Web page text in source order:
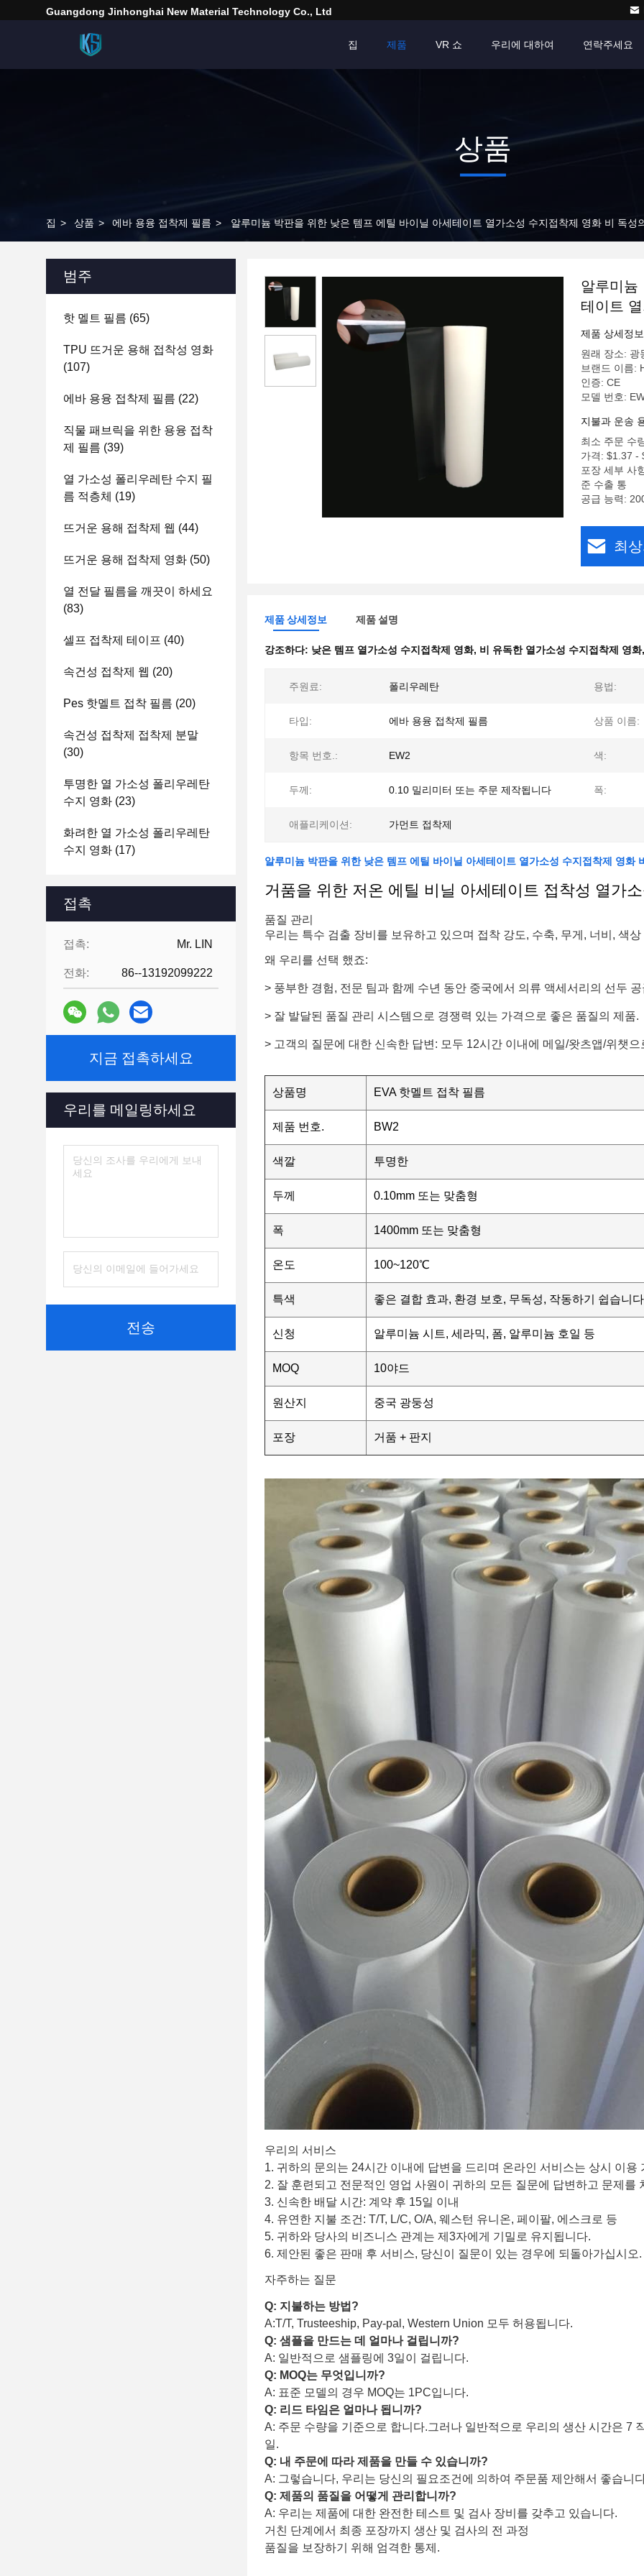
Guangdong Jinhonghai New Material Technology Co., Ltd
집 제품 VR 쇼 우리에 대하여 연락주세요
상품
집 > 상품 > 에바 용융 접착제 필름 > 알루미늄 박판을 위한 낮은 템프 에틸 바이닐 아세테이트 열가소성 수지접착제 영화 비 독성
범주
핫 멜트 필름 (65)
TPU 뜨거운 용해 접착성 영화
(107)
에바 용융 접착제 필름 (22)
직물 패브릭을 위한 용융 접착
제 필름 (39)
열 가소성 폴리우레탄 수지 필
름 적층체 (19)
뜨거운 용해 접착제 웹 (44)
뜨거운 용해 접착제 영화 (50)
열 전달 필름을 깨끗이 하세요
(83)
셀프 접착제 테이프 (40)
속건성 접착제 웹 (20)
Pes 핫멜트 접착 필름 (20)
속건성 접착제 접착제 분말
(30)
투명한 열 가소성 폴리우레탄
수지 영화 (23)
화려한 열 가소성 폴리우레탄
수지 영화 (17)
접촉
접촉: Mr. LIN
전화: 86--13192099222
지금 접촉하세요
우리를 메일링하세요
전송
알루미늄
테이트
제품 상세정보
원래 장소: 광
브랜드 이름:
인증: CE
모델 번호:
지불과 운송
최소 주문 수
가격: $1.37 -
포장 세부 사
준 수출 통
공급 능력:
최
제품 상세정보 제품 설명
강조하다: 낮은 템프 열가소성 수지접착제 영화, 비 유독한 열가소성 수지접착제 영화
주원료: 폴리우레탄 용법:
타입: 에바 용융 접착제 필름 상품 이름:
항목 번호.: EW2 색:
두께: 0.10 밀리미터 또는 주문 제작됩니다 폭:
애플리케이션: 가먼트 접착제
알루미늄 박판을 위한 낮은 템프 에틸 바이닐 아세테이트 열가소성 수지접착제 영화
거품을 위한 저온 에틸 비닐 아세테이트 접착성 열가
품질 관리
우리는 특수 검출 장비를 보유하고 있으며 접착 강도, 수축, 무게, 너비, 색
왜 우리를 선택 했죠:
> 풍부한 경험, 전문 팀과 함께 수년 동안 중국에서 의류 액세서리의 선두
> 잘 발달된 품질 관리 시스템으로 경쟁력 있는 가격으로 좋은 품질의 제품.
> 고객의 질문에 대한 신속한 답변: 모두 12시간 이내에 메일/왓츠앱/위챗
상품명 EVA 핫멜트 접착 필름
제품 번호. BW2
색깔 투명한
두께 0.10mm 또는 맞춤형
폭 1400mm 또는 맞춤형
온도 100~120℃
특색 좋은 결합 효과, 환경 보호, 무독성, 작동하기 쉽습니
신청 알루미늄 시트, 세라믹, 폼, 알루미늄 호일 등
MOQ 10야드
원산지 중국 광둥성
포장 거품 + 판지
우리의 서비스
1. 귀하의 문의는 24시간 이내에 답변을 드리며 온라인 서비스는 상시 이용
2. 잘 훈련되고 전문적인 영업 사원이 귀하의 모든 질문에 답변하고 문제를
3. 신속한 배달 시간: 계약 후 15일 이내
4. 유연한 지불 조건: T/T, L/C, O/A, 웨스턴 유니온, 페이팔, 에스크로 등
5. 귀하와 당사의 비즈니스 관계는 제3자에게 기밀로 유지됩니다.
6. 제안된 좋은 판매 후 서비스, 당신이 질문이 있는 경우에 되돌아가십시오.
자주하는 질문
Q: 지불하는 방법?
A:T/T, Trusteeship, Pay-pal, Western Union 모두 허용됩니다.
Q: 샘플을 만드는 데 얼마나 걸립니까?
A: 일반적으로 샘플링에 3일이 걸립니다.
Q: MOQ는 무엇입니까?
A: 표준 모델의 경우 MOQ는 1PC입니다.
Q: 리드 타임은 얼마나 됩니까?
A: 주문 수량을 기준으로 합니다.그러나 일반적으로 우리의 생산 시간은 7
일.
Q: 내 주문에 따라 제품을 만들 수 있습니까?
A: 그렇습니다, 우리는 당신의 필요조건에 의하여 주문품 제안해서 좋습니
Q: 제품의 품질을 어떻게 관리합니까?
A: 우리는 제품에 대한 완전한 테스트 및 검사 장비를 갖추고 있습니다.
거친 단계에서 최종 포장까지 생산 및 검사의 전 과정
품질을 보장하기 위해 엄격한 통제.